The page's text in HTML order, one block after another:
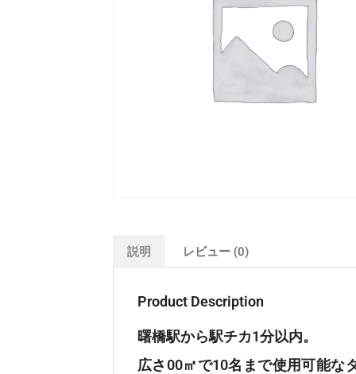
説明 レビュー (0)
Product Description
曙橋駅から駅チカ1分以内。
広さ00㎡で10名まで使用可能な